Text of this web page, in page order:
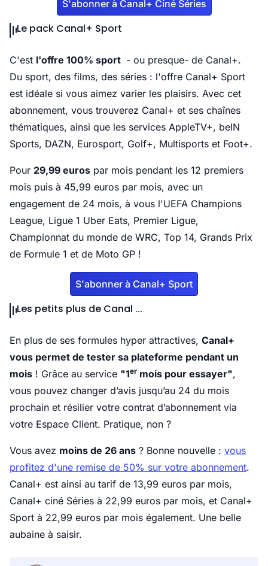
S'abonner à Canal+ Ciné Séries
Le pack Canal+ Sport
C'est l'offre 100% sport - ou presque- de Canal+.
Du sport, des films, des séries : l'offre Canal+ Sport
est idéale si vous aimez varier les plaisirs. Avec cet
abonnement, vous trouverez Canal+ et ses chaînes
thématiques, ainsi que les services AppleTV+, beIN
Sports, DAZN, Eurosport, Golf+, Multisports et Foot+.
Pour 29,99 euros par mois pendant les 12 premiers
mois puis à 45,99 euros par mois, avec un
engagement de 24 mois, à vous l'UEFA Champions
League, Ligue 1 Uber Eats, Premier Ligue,
Championnat du monde de WRC, Top 14, Grands Prix
de Formule 1 et de Moto GP !
S'abonner à Canal+ Sport
Les petits plus de Canal ...
En plus de ses formules hyper attractives, Canal+
vous permet de tester sa plateforme pendant un
mois ! Grâce au service "1er mois pour essayer",
vous pouvez changer d’avis jusqu’au 24 du mois
prochain et résilier votre contrat d’abonnement via
votre Espace Client. Pratique, non ?
Vous avez moins de 26 ans ? Bonne nouvelle : vous
profitez d'une remise de 50% sur votre abonnement.
Canal+ est ainsi au tarif de 13,99 euros par mois,
Canal+ ciné Séries à 22,99 euros par mois, et Canal+
Sport à 22,99 euros par mois également. Une belle
aubaine à saisir.